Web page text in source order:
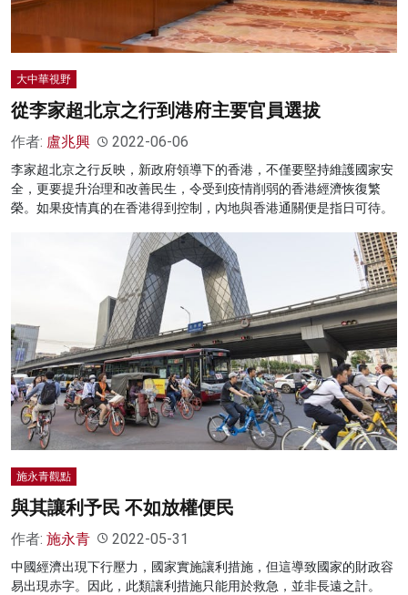
大中華視野
從李家超北京之行到港府主要官員選拔
作者: 盧兆興 2022-06-06
李家超北京之行反映，新政府領導下的香港，不僅要堅持維護國家安
全，更要提升治理和改善民生，令受到疫情削弱的香港經濟恢復繁
榮。如果疫情真的在香港得到控制，內地與香港通關便是指日可待。
施永青觀點
與其讓利予民 不如放權便民
作者: 施永青 2022-05-31
中國經濟出現下行壓力，國家實施讓利措施，但這導致國家的財政容
易出現赤字。因此，此類讓利措施只能用於救急，並非長遠之計。